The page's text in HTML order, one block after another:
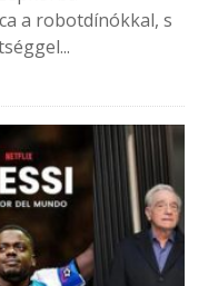
a robotdínókkal, s